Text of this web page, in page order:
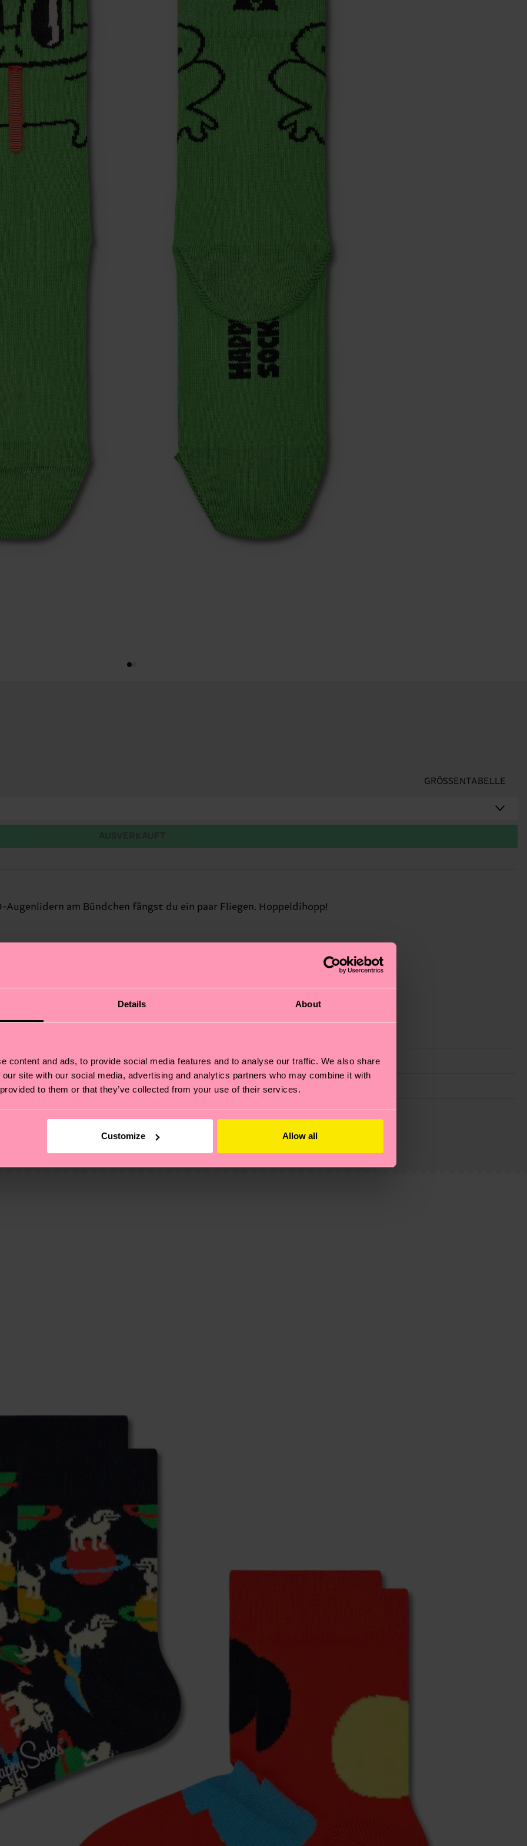
Details About
content and ads, to provide social media features and to analyse our traffic. We also share
site with our social media, advertising and analytics partners who may combine it with
to them or that they’ve collected from your use of their services.
Customize Allow all
GRÖSSENTABELLE
am Bündchen fängst du ein paar Fliegen. Hoppeldihopp!
Polyamide, 1% Elastane
– es geht auch um eine ethische Lieferkette, die Reduzierung von Emissionen, die richtige Pflege von
unsere länderspezifische Versandübersicht findest du hier. Die Lieferzeit beginnt sobald deine Bestellung
einen Richtwert handelt und die genaue Lieferzeit von der lokalen Post in deinem Land abhängt.